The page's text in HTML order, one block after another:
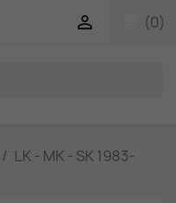
(0)

LK - MK - SK 1983-